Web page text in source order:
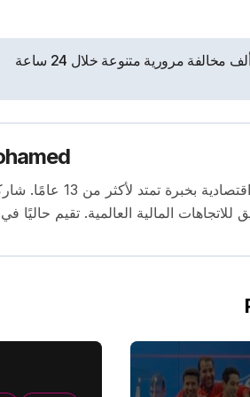
محررة اقتصادية
للاتجاهات المالية العالمية. تقيم حاليًا